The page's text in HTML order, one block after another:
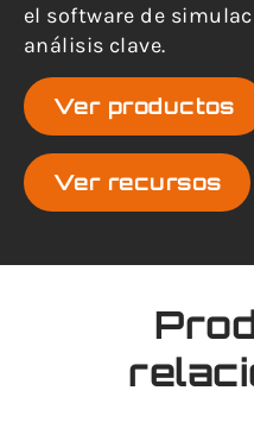
el software de
análisis clave.
Ver productos
Ver recursos